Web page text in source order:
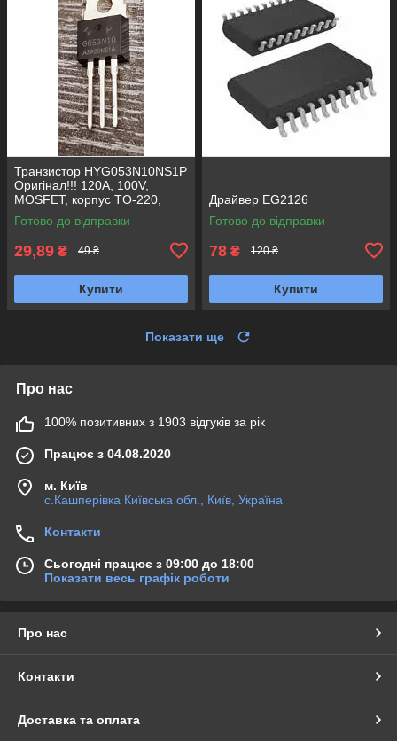
Транзистор HYG053N10NS1P
Оригінал!!! 120A, 100V,
MOSFET, корпус TO-220,
Заміна для AP160N10P,
G053N10
Готово до відправки
29,89 ₴ 49 ₴
Купити
Драйвер EG2126
Готово до відправки
78 ₴ 120 ₴
Купити
Показати ще
Про нас
100% позитивних з 1903 відгуків за рік
Працює з 04.08.2020
м. Київ
с.Кашперівка Київська обл., Київ, Україна
Контакти
Сьогодні працює з 09:00 до 18:00
Показати весь графік роботи
Про нас
Контакти
Доставка та оплата